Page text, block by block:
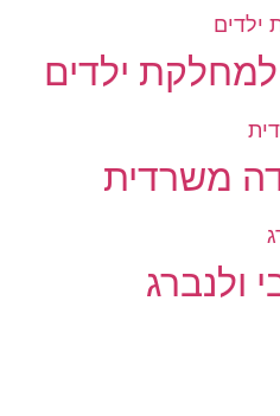
ילדים
משרדית
ולנברג